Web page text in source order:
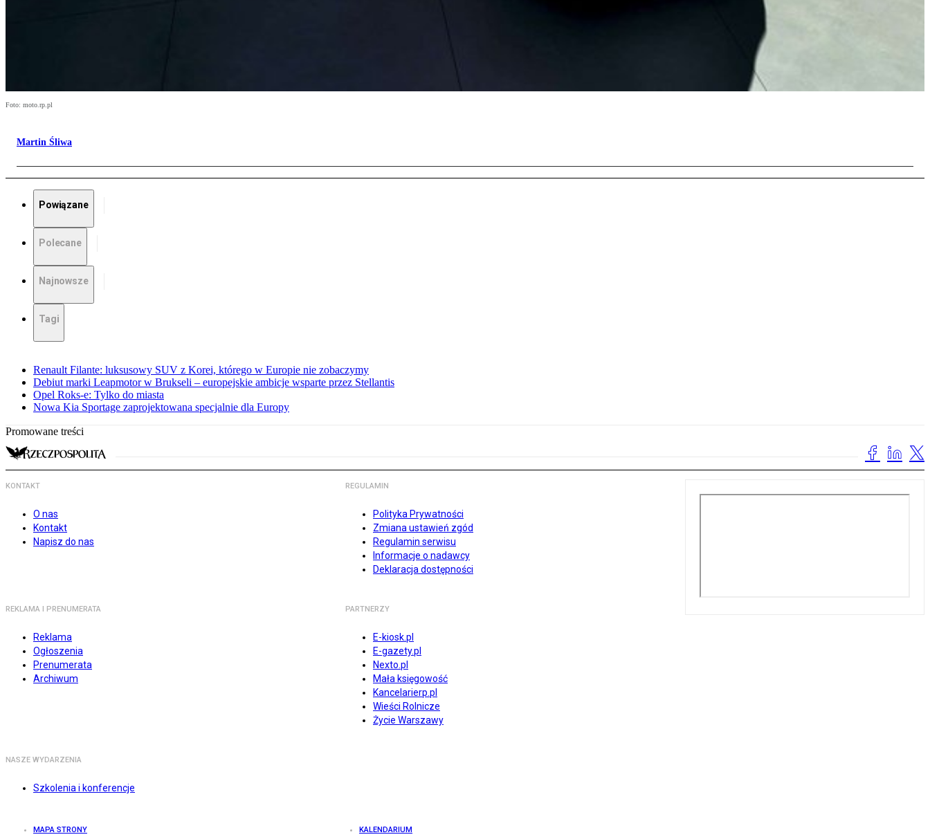
Foto: moto.rp.pl
Martin Śliwa
Powiązane
Polecane
Najnowsze
Tagi
Renault Filante: luksusowy SUV z Korei, którego w Europie nie zobaczymy
Debiut marki Leapmotor w Brukseli – europejskie ambicje wsparte przez Stellantis
Opel Roks-e: Tylko do miasta
Nowa Kia Sportage zaprojektowana specjalnie dla Europy
Promowane treści
KONTAKT
O nas
Kontakt
Napisz do nas
REGULAMIN
Polityka Prywatności
Zmiana ustawień zgód
Regulamin serwisu
Informacje o nadawcy
Deklaracja dostępności
REKLAMA I PRENUMERATA
Reklama
Ogłoszenia
Prenumerata
Archiwum
PARTNERZY
E-kiosk.pl
E-gazety.pl
Nexto.pl
Mała księgowość
Kancelarierp.pl
Wieści Rolnicze
Życie Warszawy
NASZE WYDARZENIA
Szkolenia i konferencje
MAPA STRONY KALENDARIUM